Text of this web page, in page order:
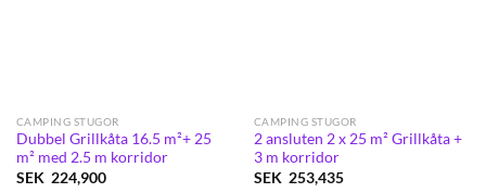
CAMPING STUGOR
Dubbel Grillkåta 16.5 m²+ 25
m² med 2.5 m korridor
SEK 224,900
CAMPING STUGOR
2 ansluten 2 x 25 m² Grillkåta +
3 m korridor
SEK 253,435